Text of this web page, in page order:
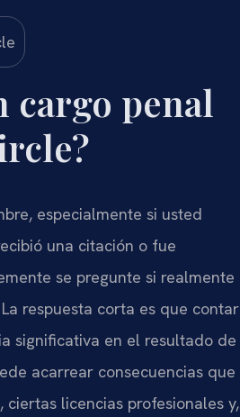
cargo penal
especialmente si usted
una citación o fue
se pregunte si realmente
respuesta corta es que contar
significativa en el resultado de
acarrear consecuencias que
licencias profesionales y,